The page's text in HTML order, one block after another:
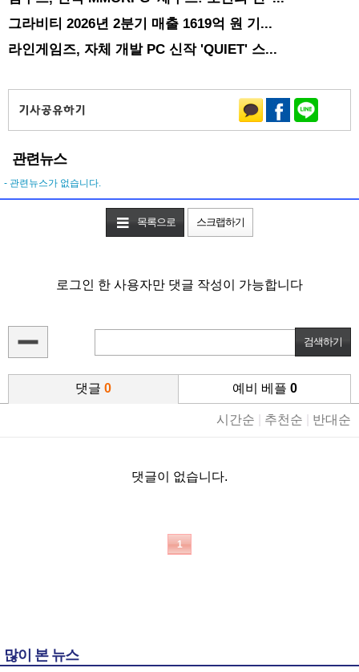
그라비티 2026년 2분기 매출 1619억 원 기...
라인게임즈, 자체 개발 PC 신작 'QUIET' 스...
관련뉴스
- 관련뉴스가 없습니다.
목록으로 스크랩하기
로그인 한 사용자만 댓글 작성이 가능합니다
댓글 0 예비 베플 0
시간순 추천순 반대순
댓글이 없습니다.
1
많이 본 뉴스